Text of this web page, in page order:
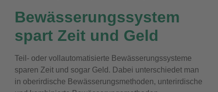
Bewässerungssystem
spart Zeit und Geld
Teil- oder vollautomatisierte Bewässerungssysteme
sparen Zeit und sogar Geld. Dabei unterschiedet man
in oberirdische Bewässerungsmethoden, unterirdische